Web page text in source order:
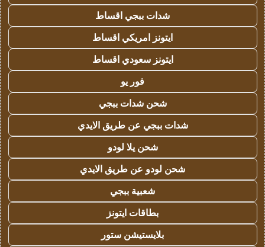
شدات ببجي اقساط
ايتونز امريكي اقساط
ايتونز سعودي اقساط
فور يو
شحن شدات ببجي
شدات ببجي عن طريق الايدي
شحن يلا لودو
شحن لودو عن طريق الايدي
شعبية ببجي
بطاقات ايتونز
بلايستيشن ستور